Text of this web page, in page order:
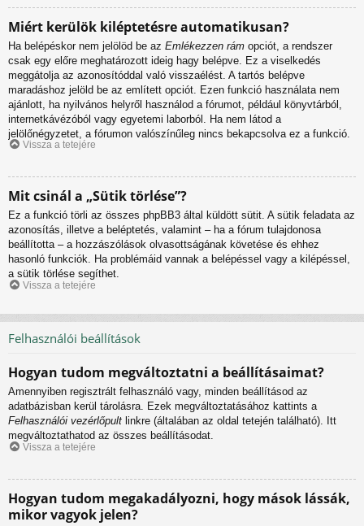
Miért kerülök kiléptetésre automatikusan?
Ha belépéskor nem jelölöd be az Emlékezzen rám opciót, a rendszer
csak egy előre meghatározott ideig hagy belépve. Ez a viselkedés
meggátolja az azonosítóddal való visszaélést. A tartós belépve
maradáshoz jelöld be az említett opciót. Ezen funkció használata nem
ajánlott, ha nyilvános helyről használod a fórumot, például könyvtárból,
internetkávézóból vagy egyetemi laborból. Ha nem látod a
jelölőnégyzetet, a fórumon valószínűleg nincs bekapcsolva ez a funkció.
Vissza a tetejére
Mit csinál a „Sütik törlése”?
Ez a funkció törli az összes phpBB3 által küldött sütit. A sütik feladata az
azonosítás, illetve a beléptetés, valamint – ha a fórum tulajdonosa
beállította – a hozzászólások olvasottságának követése és ehhez
hasonló funkciók. Ha problémáid vannak a belépéssel vagy a kilépéssel,
a sütik törlése segíthet.
Vissza a tetejére
Felhasználói beállítások
Hogyan tudom megváltoztatni a beállításaimat?
Amennyiben regisztrált felhasználó vagy, minden beállításod az
adatbázisban kerül tárolásra. Ezek megváltoztatásához kattints a
Felhasználói vezérlőpult linkre (általában az oldal tetején található). Itt
megváltoztathatod az összes beállításodat.
Vissza a tetejére
Hogyan tudom megakadályozni, hogy mások lássák,
mikor vagyok jelen?